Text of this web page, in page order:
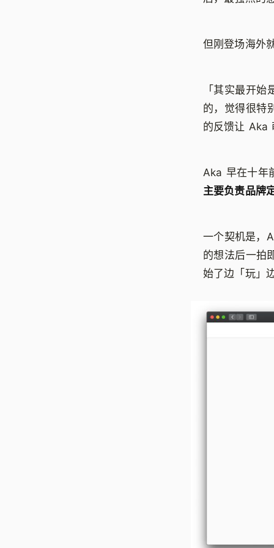
但刚登场海外
「其实最开
的，觉得很特
的反馈让 Aka
Aka 早在十年
主要负责品牌
一个契机是，
的想法后一拍
始了边「玩」